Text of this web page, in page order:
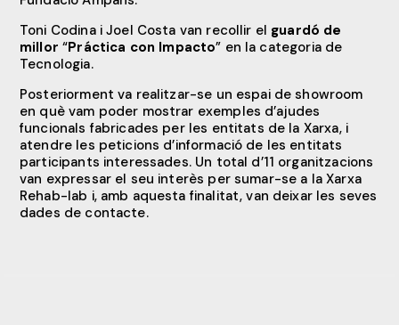
Toni Codina i Joel Costa van recollir el guardó de
millor “Práctica con Impacto” en la categoria de
Tecnologia.
Posteriorment va realitzar-se un espai de showroom
en què vam poder mostrar exemples d’ajudes
funcionals fabricades per les entitats de la Xarxa, i
atendre les peticions d’informació de les entitats
participants interessades. Un total d’11 organitzacions
van expressar el seu interès per sumar-se a la Xarxa
Rehab-lab i, amb aquesta finalitat, van deixar les seves
dades de contacte.